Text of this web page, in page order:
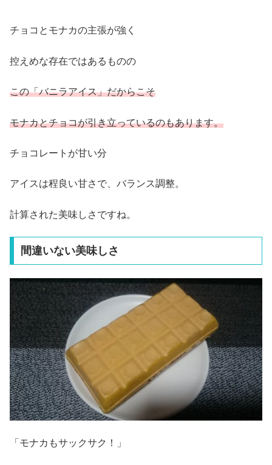
チョコとモナカの主張が強く
控えめな存在ではあるものの
この「バニラアイス」だからこそ
モナカとチョコが引き立っているのもあります。
チョコレートが甘い分
アイスは程良い甘さで、バランス調整。
計算された美味しさですね。
間違いない美味しさ
「モナカもサックサク！」